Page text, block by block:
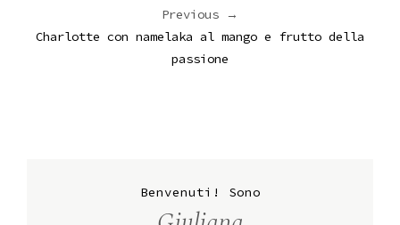
Previous →
Charlotte con namelaka al mango e frutto della
passione
Benvenuti! Sono